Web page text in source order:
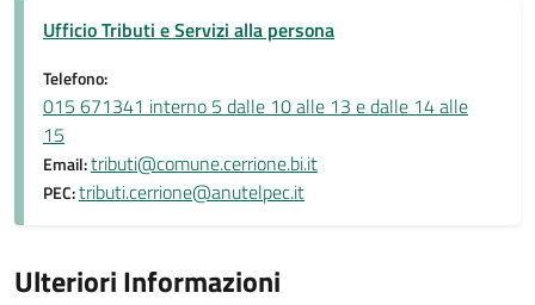
Ufficio Tributi e Servizi alla persona
Telefono:
015 671341 interno 5 dalle 10 alle 13 e dalle 14 alle
15
Email:tributi@comune.cerrione.bi.it
PEC:tributi.cerrione@anutelpec.it
Ulteriori Informazioni